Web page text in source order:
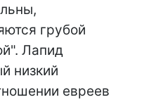
грубой
Лапид
низкий
евреев